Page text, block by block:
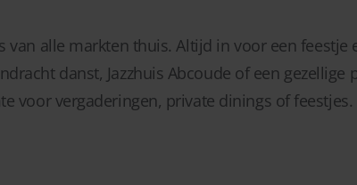
van alle markten thuis. Altijd in voor een
danst, Jazzhuis Abcoude of een
voor vergaderingen, private dinings of feestjes.